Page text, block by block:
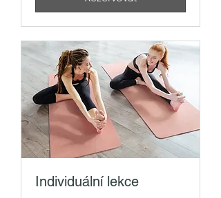
Individuální lekce